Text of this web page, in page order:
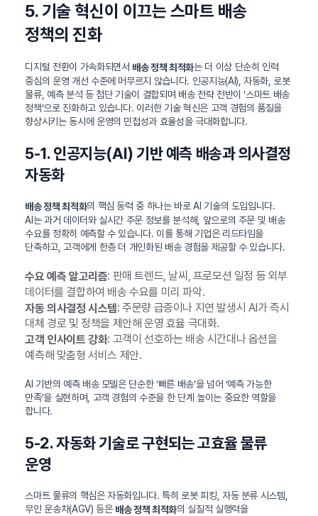
5. 기술 혁신이 이끄는 스마트 배송
정책의 진화
디지털 전환이 가속화되면서 배송 정책 최적화는 더 이상 단순히 인력
중심의 운영 개선 수준에 머무르지 않습니다. 인공지능(AI), 자동화, 로봇
물류, 예측 분석 등 첨단 기술이 결합되며 배송 전략 전반이 ‘스마트 배송
정책’으로 진화하고 있습니다. 이러한 기술 혁신은 고객 경험의 품질을
향상시키는 동시에 운영의 민첩성과 효율성을 극대화합니다.
5-1. 인공지능(AI) 기반 예측 배송과 의사결정
자동화
배송 정책 최적화의 핵심 동력 중 하나는 바로 AI 기술의 도입입니다.
AI는 과거 데이터와 실시간 주문 정보를 분석해, 앞으로의 주문 및 배송
수요를 정확히 예측할 수 있습니다. 이를 통해 기업은 리드타임을
단축하고, 고객에게 한층 더 개인화된 배송 경험을 제공할 수 있습니다.
수요 예측 알고리즘: 판매 트렌드, 날씨, 프로모션 일정 등 외부
데이터를 결합하여 배송 수요를 미리 파악.
자동 의사결정 시스템: 주문량 급증이나 지연 발생시 AI가 즉시
대체 경로 및 정책을 제안해 운영 효율 극대화.
고객 인사이트 강화: 고객이 선호하는 배송 시간대나 옵션을
예측해 맞춤형 서비스 제안.
AI 기반의 예측 배송 모델은 단순한 ‘빠른 배송’을 넘어 ‘예측 가능한
만족’을 실현하며, 고객 경험의 수준을 한 단계 높이는 중요한 역할을
합니다.
5-2. 자동화 기술로 구현되는 고효율 물류
운영
스마트 물류의 핵심은 자동화입니다. 특히 로봇 피킹, 자동 분류 시스템,
무인 운송차(AGV) 등은 배송 정책 최적화의 실질적 실행력을